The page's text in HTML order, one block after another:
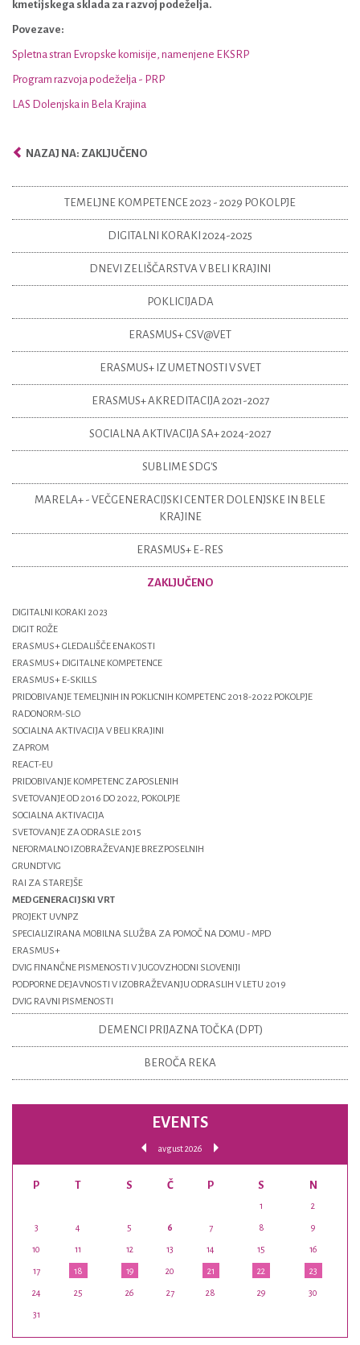
kmetijskega sklada za razvoj podeželja.
Povezave:
Spletna stran Evropske komisije, namenjene EKSRP
Program razvoja podeželja - PRP
LAS Dolenjska in Bela Krajina
NAZAJ NA: ZAKLJUČENO
TEMELJNE KOMPETENCE 2023 - 2029 POKOLPJE
DIGITALNI KORAKI 2024-2025
DNEVI ZELIŠČARSTVA V BELI KRAJINI
POKLICIJADA
ERASMUS+ CSV@VET
ERASMUS+ IZ UMETNOSTI V SVET
ERASMUS+ AKREDITACIJA 2021-2027
SOCIALNA AKTIVACIJA SA+ 2024-2027
SUBLIME SDG'S
MARELA+ - VEČGENERACIJSKI CENTER DOLENJSKE IN BELE
KRAJINE
ERASMUS+ E-RES
ZAKLJUČENO
DIGITALNI KORAKI 2023
DIGIT ROŽE
ERASMUS+ GLEDALIŠČE ENAKOSTI
ERASMUS+ DIGITALNE KOMPETENCE
ERASMUS+ E-SKILLS
PRIDOBIVANJE TEMELJNIH IN POKLICNIH KOMPETENC 2018-2022 POKOLPJE
RADONORM-SLO
SOCIALNA AKTIVACIJA V BELI KRAJINI
ZAPROM
REACT-EU
PRIDOBIVANJE KOMPETENC ZAPOSLENIH
SVETOVANJE OD 2016 DO 2022, POKOLPJE
SOCIALNA AKTIVACIJA
SVETOVANJE ZA ODRASLE 2015
NEFORMALNO IZOBRAŽEVANJE BREZPOSELNIH
GRUNDTVIG
RAI ZA STAREJŠE
MEDGENERACIJSKI VRT
PROJEKT UVNPZ
SPECIALIZIRANA MOBILNA SLUŽBA ZA POMOČ NA DOMU - MPD
ERASMUS+
DVIG FINANČNE PISMENOSTI V JUGOVZHODNI SLOVENIJI
PODPORNE DEJAVNOSTI V IZOBRAŽEVANJU ODRASLIH V LETU 2019
DVIG RAVNI PISMENOSTI
DEMENCI PRIJAZNA TOČKA (DPT)
BEROČA REKA
EVENTS
avgust 2026
P T S Č P S N
1 2
3 4 5 6 7 8 9
10 11 12 13 14 15 16
17 18 19 20 21 22 23
24 25 26 27 28 29 30
31